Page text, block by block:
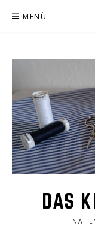
Inhalt MENÜ
DAS